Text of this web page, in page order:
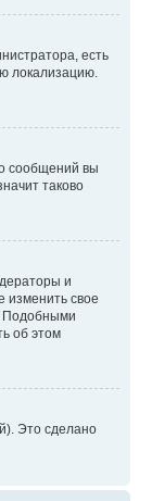
есть
локализацию.
сообщений вы
таково
и
изменить свое
Подобными
об этом
Это сделано